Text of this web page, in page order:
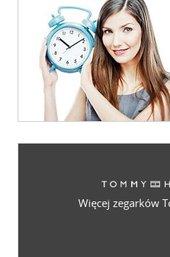
Więcej zegarków